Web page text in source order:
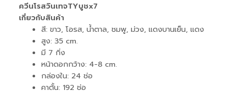
ควีนโรสวินเทจTYบูชx7
เกี่ยวกับสินค้า
สี: ขาว, โอรส, น้ำตาล, ชมพู, ม่วง, แดงบานเย็น, แดง
สูง: 35 cm.
มี 7 กิ่ง
หน้าดอกกว้าง: 4-8 cm.
กล่องใน: 24 ช่อ
คาตั้น: 192 ช่อ